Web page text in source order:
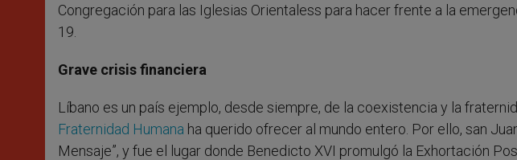
Congregación para las Iglesias Orientaless para hacer frente a la
19.
Grave crisis financiera
Líbano es un país ejemplo, desde siempre, de la coexistencia y la
Fraternidad Humana ha querido ofrecer al mundo entero. Por ello, san
Mensaje”, y fue el lugar donde Benedicto XVI promulgó la Exhortación